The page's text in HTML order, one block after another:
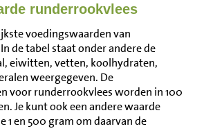
runderrookvlees
voedingswaarden van
de tabel staat onder andere de
eiwitten, vetten, koolhydraten,
weergegeven. De
voor runderrookvlees worden in 100
Je kunt ook een andere waarde
1 en 500 gram om daarvan de